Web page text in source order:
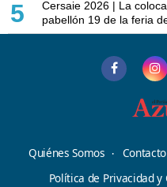
5
Cersaie 2026 | La
pabellón 19 de la feria
Quiénes Somos Contacto
Política de Privacidad y